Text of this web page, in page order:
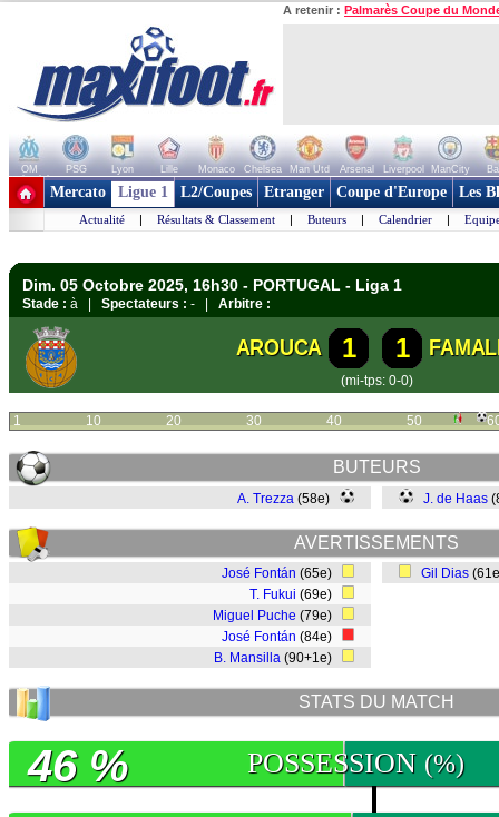
A retenir : Palmarès Coupe du
OM PSG Lyon Lille Monaco Chelsea Man Utd Arsenal Liverpool ManCity
+ de clubs
Mercato Ligue 1 L2/Coupes Etranger Coupe d'Europe Les
Actualité | Résultats & Classement | Buteurs | Calendrier |
Dim. 05 Octobre 2025, 16h30 - PORTUGAL - Liga 1
Stade : à | Spectateurs : - | Arbitre :
AROUCA 1 1
(mi-tps: 0-0)
1 10 20 30 40 50
BUTEURS
A. Trezza (58e) J. de Haas
AVERTISSEMENTS
José Fontán (65e)
T. Fukui (69e)
Miguel Puche (79e)
José Fontán (84e)
B. Mansilla (90+1e)
Gil Dias
STATS DU MATCH
POSSESSION (%)
46 %